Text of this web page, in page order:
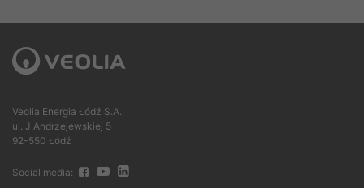
Veolia Energia Łódź S.A.
ul. J.Andrzejewskiej 5
92-550 Łódź
Social media: